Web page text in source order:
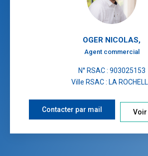
OGER NICOLAS,
Agent commercial
N° RSAC : 903025153
Ville RSAC : LA
Contacter par mail Voir